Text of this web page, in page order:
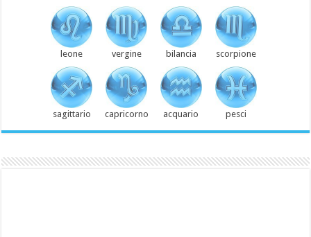
leone vergine bilancia scorpione
sagittario capricorno acquario pesci